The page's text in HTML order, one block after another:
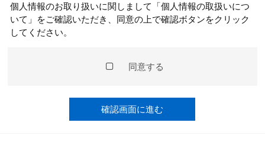
個人情報のお取り扱いに関しまして「個人情報の取扱いにつ
いて」をご確認いただき、同意の上で確認ボタンをクリック
してください。
同意する